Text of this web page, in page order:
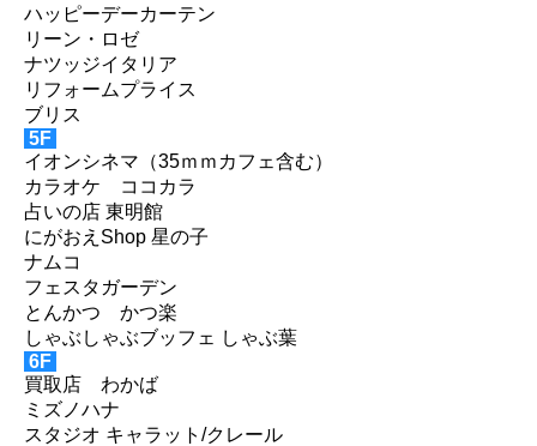
ハッピーデーカーテン
リーン・ロゼ
ナツッジイタリア
リフォームプライス
ブリス
5F
イオンシネマ（35ｍｍカフェ含む）
カラオケ ココカラ
占いの店 東明館
にがおえShop 星の子
ナムコ
フェスタガーデン
とんかつ かつ楽
しゃぶしゃぶブッフェ しゃぶ葉
6F
買取店 わかば
ミズノハナ
スタジオ キャラット/クレール